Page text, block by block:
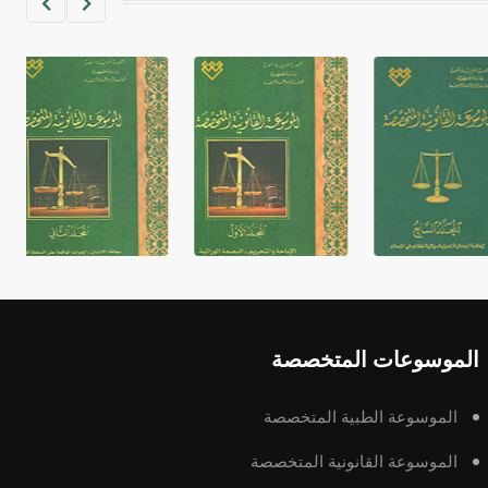
حيث تقتصر القيمة الصوتية للعلامة الك
الموسوعات المتخصصة
الموسوعة الطبية المتخصصة
الموسوعة القانونية المتخصصة